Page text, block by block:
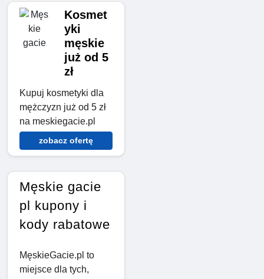
Kosmet
yki
męskie
już od 5
zł
Kupuj kosmetyki dla
mężczyzn już od 5 zł
na meskiegacie.pl
zobacz ofertę
Męskie gacie
pl kupony i
kody rabatowe
MęskieGacie.pl to
miejsce dla tych,